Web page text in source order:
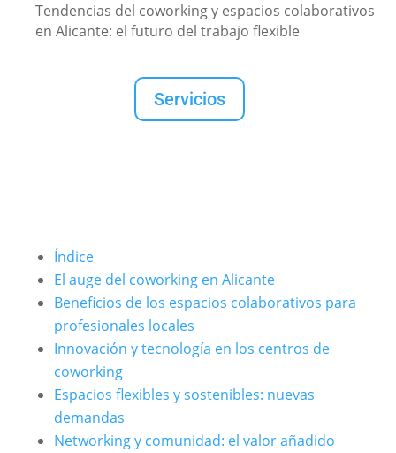
Tendencias del coworking y espacios colaborativos
en Alicante: el futuro del trabajo flexible
Servicios
Índice
El auge del coworking en Alicante
Beneficios de los espacios colaborativos para
profesionales locales
Innovación y tecnología en los centros de
coworking
Espacios flexibles y sostenibles: nuevas
demandas
Networking y comunidad: el valor añadido